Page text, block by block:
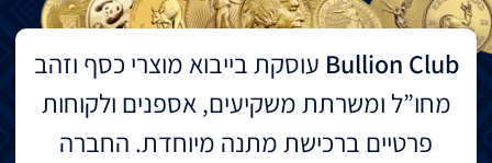
Bullion Club עוסקת בייבוא מוצרי כסף וזהב
מחו”ל ומשרתת משקיעים, אספנים ולקוחות
פרטיים ברכישת מתנה מיוחדת. החברה